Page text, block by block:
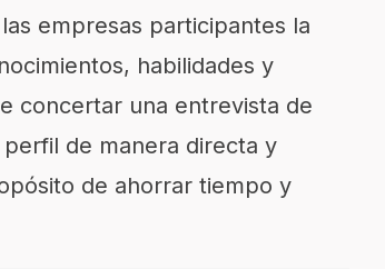
empresas participantes la
habilidades y
concertar una entrevista de
de manera directa y
de ahorrar tiempo y